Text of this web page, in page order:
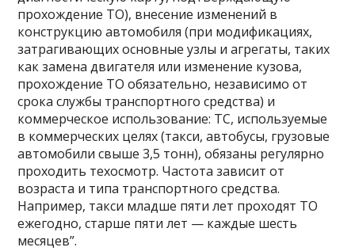
прохождение ТО), внесение изменений в
конструкцию автомобиля (при модификациях,
затрагивающих основные узлы и агрегаты, таких
как замена двигателя или изменение кузова,
прохождение ТО обязательно, независимо от
срока службы транспортного средства) и
коммерческое использование: ТС, используемые
в коммерческих целях (такси, автобусы, грузовые
автомобили свыше 3,5 тонн), обязаны регулярно
проходить техосмотр. Частота зависит от
возраста и типа транспортного средства.
Например, такси младше пяти лет проходят ТО
ежегодно, старше пяти лет — каждые шесть
месяцев”.